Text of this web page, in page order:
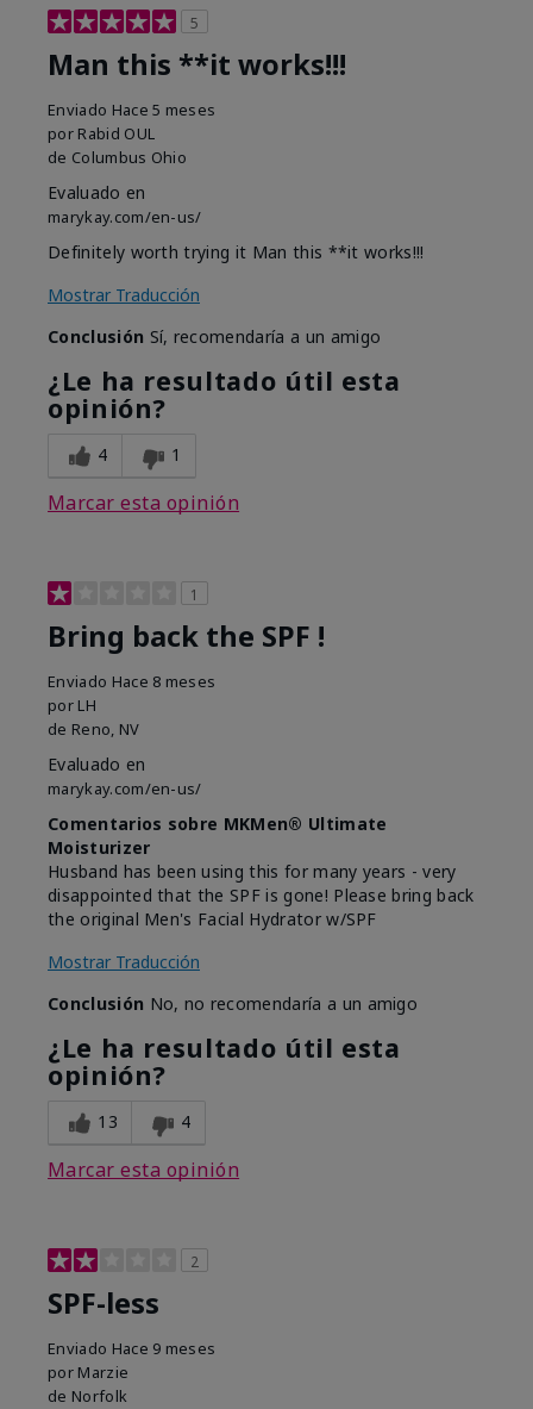
5
Man this **it works!!!
Enviado Hace 5 meses
por Rabid OUL
de Columbus Ohio
Evaluado en
marykay.com/en-us/
Definitely worth trying it Man this **it works!!!
Mostrar Traducción
Conclusión Sí, recomendaría a un amigo
¿Le ha resultado útil esta
opinión?
4 1
Marcar esta opinión
1
Bring back the SPF !
Enviado Hace 8 meses
por LH
de Reno, NV
Evaluado en
marykay.com/en-us/
Comentarios sobre MKMen® Ultimate
Moisturizer
Husband has been using this for many years - very
disappointed that the SPF is gone! Please bring back
the original Men's Facial Hydrator w/SPF
Mostrar Traducción
Conclusión No, no recomendaría a un amigo
¿Le ha resultado útil esta
opinión?
13 4
Marcar esta opinión
2
SPF-less
Enviado Hace 9 meses
por Marzie
de Norfolk